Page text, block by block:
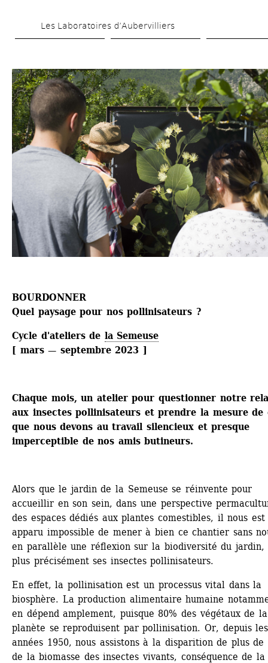
to
content
Les Laboratoires d’Aubervilliers
BOURDONNER
Quel paysage pour nos pollinisateurs ?
Cycle d'ateliers de la Semeuse
[ mars — septembre 2023 ]
Chaque mois, un atelier pour questionner notre
aux insectes pollinisateurs et prendre la mesure de
que nous devons au travail silencieux et presque
imperceptible de nos amis butineurs.
Alors que le jardin de la Semeuse se réinvente pour
accueillir en son sein, dans une perspective
des espaces dédiés aux plantes comestibles, il nous est
apparu impossible de mener à bien ce chantier sans
en parallèle une réflexion sur la biodiversité du jardin,
plus précisément ses insectes pollinisateurs.
En effet, la pollinisation est un processus vital dans la
biosphère. La production alimentaire humaine
en dépend amplement, puisque 80% des végétaux de la
planète se reproduisent par pollinisation. Or, depuis les
années 1950, nous assistons à la disparition de plus de
de la biomasse des insectes vivants, conséquence de la